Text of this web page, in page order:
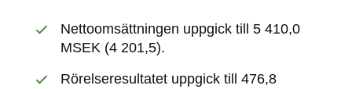
Nettoomsättningen uppgick till 5 410,0
MSEK (4 201,5).
Rörelseresultatet uppgick till 476,8